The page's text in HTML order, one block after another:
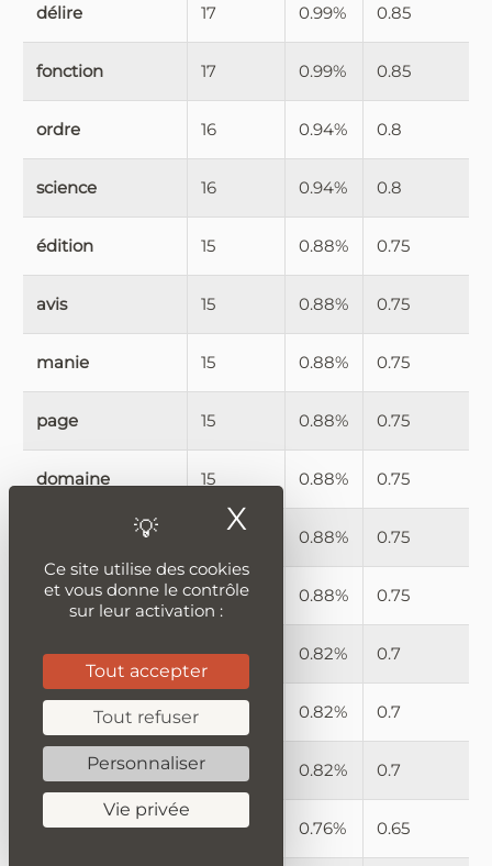
délire 17 0.99% 0.85
fonction 17 0.99% 0.85
ordre 16 0.94% 0.8
science 16 0.94% 0.8
édition 15 0.88% 0.75
avis 15 0.88% 0.75
manie 15 0.88% 0.75
page 15 0.88% 0.75
domaine 15 0.88% 0.75
0.88% 0.75
extravagance 15 0.88% 0.75
monde 14 0.82% 0.7
définition 0.82% 0.7
14 0.82% 0.7
grandeur 13 0.76% 0.65
Ce site utilise des cookies
et vous donne le contrôle
sur leur activation :
Tout accepter
Tout refuser
Personnaliser
Vie privée
X Masquer le